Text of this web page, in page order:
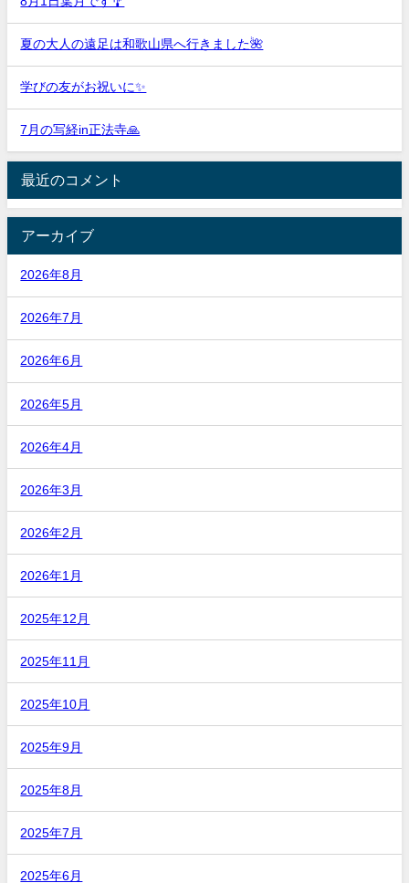
夏の大人の遠足は和歌山県へ行きました🌺
学びの友がお祝いに✨
7月の写経in正法寺🙏
最近のコメント
アーカイブ
2026年8月
2026年7月
2026年6月
2026年5月
2026年4月
2026年3月
2026年2月
2026年1月
2025年12月
2025年11月
2025年10月
2025年9月
2025年8月
2025年7月
2025年6月